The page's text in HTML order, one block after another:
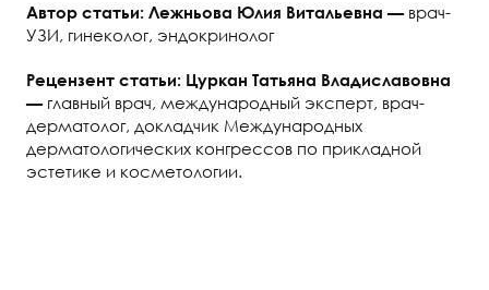
Автор статьи: Лежньова Юлия Витальевна — врач-
УЗИ, гинеколог, эндокринолог
Рецензент статьи: Цуркан Татьяна Владиславовна
— главный врач, международный эксперт, врач-
дерматолог, докладчик Международных
дерматологических конгрессов по прикладной
эстетике и косметологии.